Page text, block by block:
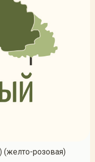
(желто-розовая)